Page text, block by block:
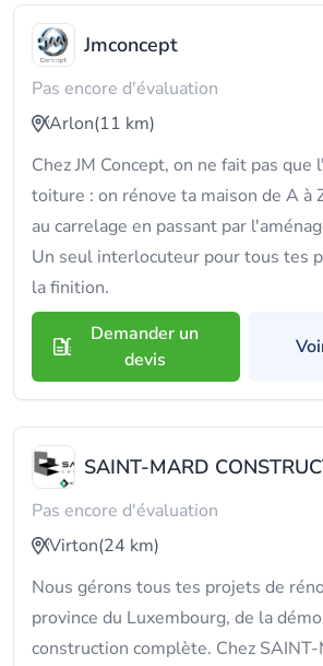
Jmconcept
Pas encore d'évaluation
Arlon(11 km)
Chez JM Concept, on ne fait pas que
toiture : on rénove ta maison de A à
au carrelage en passant par
Un seul interlocuteur pour tous tes
la finition.
Demander un
devis
SAINT-MARD
Pas encore d'évaluation
Virton(24 km)
Nous gérons tous tes projets de
province du Luxembourg, de la
construction complète. Chez